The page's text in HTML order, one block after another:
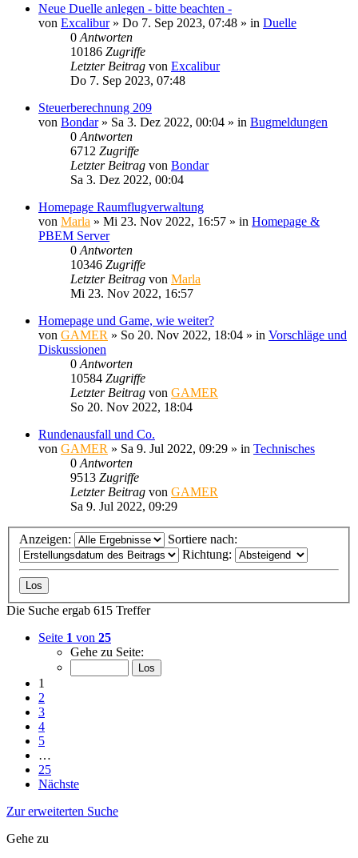
Neue Duelle anlegen - bitte beachten -
von Excalibur» Do 7. Sep 2023, 07:48 » in Duelle
0 Antworten
10186 Zugriffe
Letzter Beitrag von Excalibur
Do 7. Sep 2023, 07:48
Steuerberechnung 209
von Bondar» Sa 3. Dez 2022, 00:04 » in Bugmeldungen
0 Antworten
6712 Zugriffe
Letzter Beitrag von Bondar
Sa 3. Dez 2022, 00:04
Homepage Raumflugverwaltung
von Marla » Mi 23. Nov 2022, 16:57 » in Homepage &
PBEM Server
0 Antworten
10346 Zugriffe
Letzter Beitrag von Marla
Mi 23. Nov 2022, 16:57
Homepage und Game, wie weiter?
von GAMER » So 20. Nov 2022, 18:04 » in Vorschläge und
Diskussionen
0 Antworten
10584 Zugriffe
Letzter Beitrag von GAMER
So 20. Nov 2022, 18:04
Rundenausfall und Co.
von GAMER » Sa 9. Jul 2022, 09:29 » in Technisches
0 Antworten
9513 Zugriffe
Letzter Beitrag von GAMER
Sa 9. Jul 2022, 09:29
Anzeigen:
Sortiere nach:
Richtung:
Die Suche ergab 615 Treffer
Seite 1 von 25
Gehe zu Seite:
1
2
3
4
5
…
25
Nächste
Zur erweiterten Suche
Gehe zu